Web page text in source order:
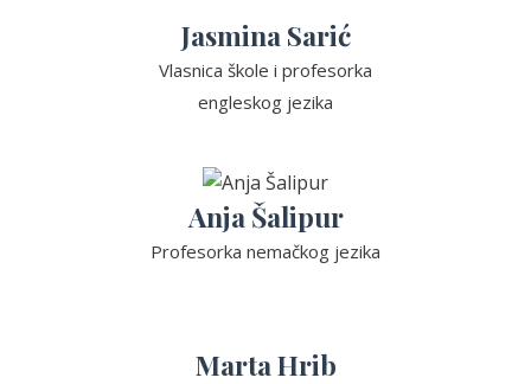
Jasmina Sarić
Vlasnica škole i profesorka
engleskog jezika
Anja Šalipur
Profesorka nemačkog jezika
Marta Hrib